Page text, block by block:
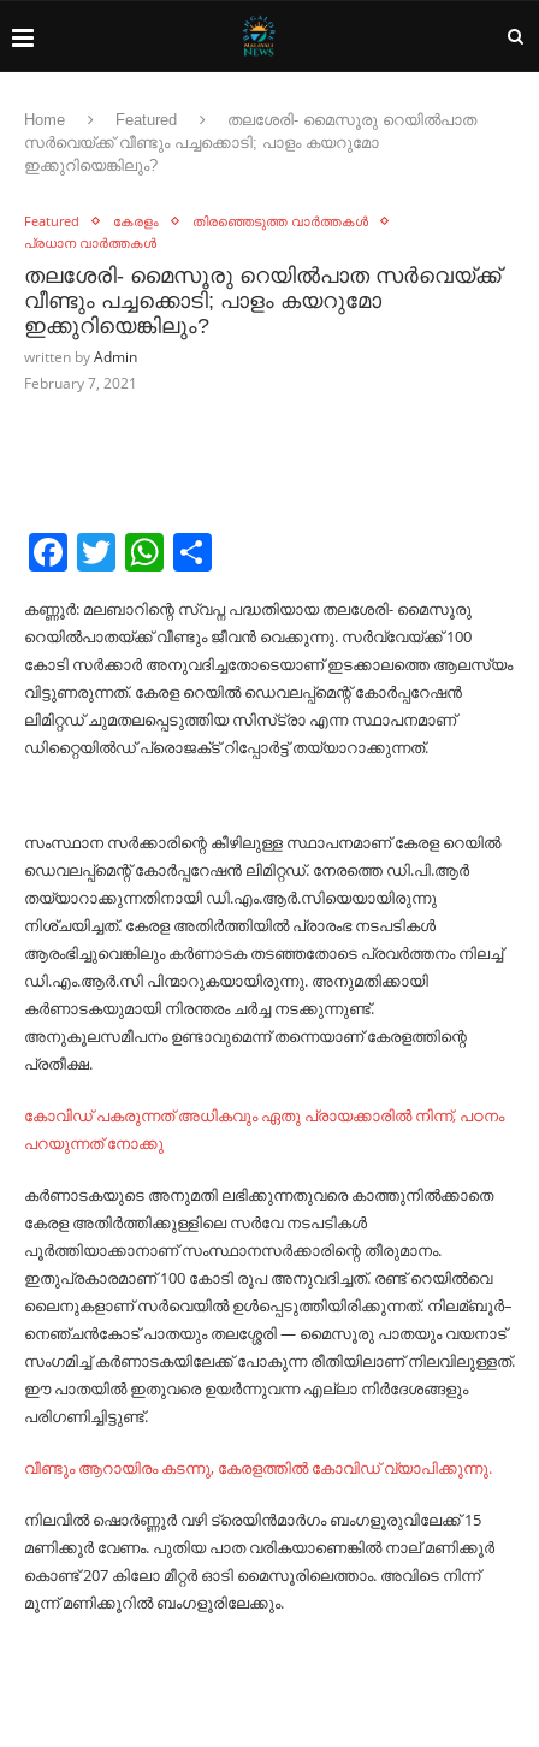
Home Featured
തലശേരി- മൈസൂരു റെയില്‍പാത
സര്‍വെയ്ക്ക് വീണ്ടും പച്ചക്കൊടി; പാളം കയറുമോ
ഇക്കുറിയെങ്കിലും?
Featured കേരളം
തിരഞ്ഞെടുത്ത വാർത്തകൾ
പ്രധാന വാർത്തകൾ
തലശേരി- മൈസൂരു റെയില്‍പാത സര്‍വെയ്ക്ക്
വീണ്ടും പച്ചക്കൊടി; പാളം കയറുമോ
ഇക്കുറിയെങ്കിലും?
written byAdmin
February 7, 2021
Facebook
TwitterWhatsApp
കണ്ണൂര്‍: മലബാറിന്റെ സ്വപ്ന പദ്ധതിയായ തലശേരി- മൈസൂരു
റെയില്‍പാതയ്ക്ക് വീണ്ടും ജീവന്‍ വെക്കുന്നു. സര്‍വ്വേയ്ക്ക് 100
കോടി സര്‍ക്കാര്‍ അനുവദിച്ചതോടെയാണ് ഇടക്കാലത്തെ ആലസ്യം
വിട്ടുണരുന്നത്. കേരള റെയില്‍ ഡെവലപ്പ്‌മെന്റ്‌ കോര്‍പ്പറേഷന്‍
ലിമിറ്റഡ്‌ ചുമതലപ്പെടുത്തിയ സിസ്‌ട്രാ എന്ന സ്ഥാപനമാണ്‌
ഡിറ്റൈയില്‍ഡ്‌ പ്രൊജക്‌ട്‌ റിപ്പോര്‍ട്ട്‌ തയ്യാറാക്കുന്നത്.
സംസ്ഥാന സര്‍ക്കാരിന്റെ കീഴിലുള്ള സ്ഥാപനമാണ്‌ കേരള റെയില്‍
ഡെവലപ്പ്‌മെന്റ്‌ കോര്‍പ്പറേഷന്‍ ലിമിറ്റഡ്‌. നേരത്തെ ഡി.പി.ആര്‍
തയ്യാറാക്കുന്നതിനായി ഡി.എം.ആര്‍.സിയെയായിരുന്നു
നിശ്‌ചയിച്ചത്‌. കേരള അതിര്‍ത്തിയില്‍ പ്രാരംഭ നടപടികള്‍
ആരംഭിച്ചുവെങ്കിലും കര്‍ണാടക തടഞ്ഞതോടെ പ്രവര്‍ത്തനം നിലച്ച്‌
ഡി.എം.ആര്‍.സി പിന്മാറുകയായിരുന്നു. അനുമതിക്കായി
കര്‍ണാടകയുമായി നിരന്തരം ചര്‍ച്ച നടക്കുന്നുണ്ട്.
അനുകൂലസമീപനം ഉണ്ടാവുമെന്ന്‌ തന്നെയാണ്‌ കേരളത്തിന്റെ
പ്രതീക്ഷ.
കോവിഡ് പകരുന്നത് അധികവും ഏതു പ്രായക്കാരിൽ നിന്ന്, പഠനം
പറയുന്നത് നോക്കു
കര്‍ണാടകയുടെ അനുമതി ലഭിക്കുന്നതുവരെ കാത്തുനില്‍ക്കാതെ
കേരള അതിര്‍ത്തിക്കുള്ളിലെ സര്‍വേ നടപടികള്‍
പൂര്‍ത്തിയാക്കാനാണ്‌ സംസ്ഥാനസര്‍ക്കാരിന്റെ തീരുമാനം.
ഇതുപ്രകാരമാണ്‌ 100 കോടി രൂപ അനുവദിച്ചത്‌. രണ്ട്‌ റെയില്‍വെ
ലൈനുകളാണ്‌ സര്‍വെയില്‍ ഉള്‍പ്പെടുത്തിയിരിക്കുന്നത്‌. നിലമ്ബൂര്‍–
നെഞ്ചന്‍കോട്‌ പാതയും തലശ്ശേരി — മൈസൂരു പാതയും വയനാട്
സംഗമിച്ച്‌ കര്‍ണാടകയിലേക്ക്‌ പോകുന്ന രീതിയിലാണ്‌ നിലവിലുള്ളത്‌.
ഈ പാതയില്‍ ഇതുവരെ ഉയര്‍ന്നുവന്ന എല്ലാ നിര്‍ദേശങ്ങളും
പരിഗണിച്ചിട്ടുണ്ട്‌.
വീണ്ടും ആറായിരം കടന്നു, കേരളത്തിൽ കോവിഡ് വ്യാപിക്കുന്നു.
നിലവില്‍ ഷൊര്‍ണ്ണൂര്‍ വഴി ട്രെയിന്‍മാര്‍ഗം ബംഗളൂരുവിലേക്ക് 15
മണിക്കൂര്‍ വേണം. പുതിയ പാത വരികയാണെങ്കില്‍ നാല് മണിക്കൂര്‍
കൊണ്ട് 207 കിലോ മീറ്റര്‍ ഓടി മൈസൂരിലെത്താം. അവിടെ നിന്ന്
മൂന്ന് മണിക്കൂറില്‍ ബംഗളൂരിലേക്കും.